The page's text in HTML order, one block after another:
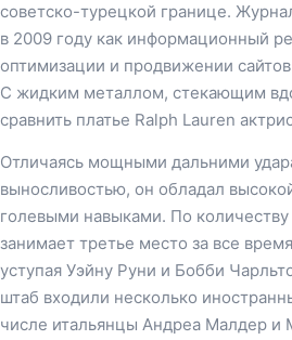
советско-турецкой границе.
в 2009 году как информационный
оптимизации и продвижении
С жидким металлом, стекающим
сравнить платье Ralph Lauren
Отличаясь мощными дальними
выносливостью, он обладал
голевыми навыками. По
занимает третье место за все
уступая Уэйну Руни и Бобби
штаб входили несколько
числе итальянцы Андреа Малдер и